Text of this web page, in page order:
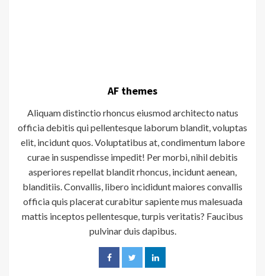
AF themes
Aliquam distinctio rhoncus eiusmod architecto natus
officia debitis qui pellentesque laborum blandit, voluptas
elit, incidunt quos. Voluptatibus at, condimentum labore
curae in suspendisse impedit! Per morbi, nihil debitis
asperiores repellat blandit rhoncus, incidunt aenean,
blanditiis. Convallis, libero incididunt maiores convallis
officia quis placerat curabitur sapiente mus malesuada
mattis inceptos pellentesque, turpis veritatis? Faucibus
pulvinar duis dapibus.